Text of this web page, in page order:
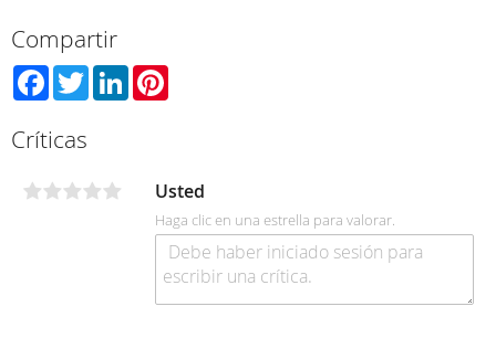
Compartir
Facebook
TwitterLinkedIn
Críticas
Usted
Haga clic en una estrella para valorar.